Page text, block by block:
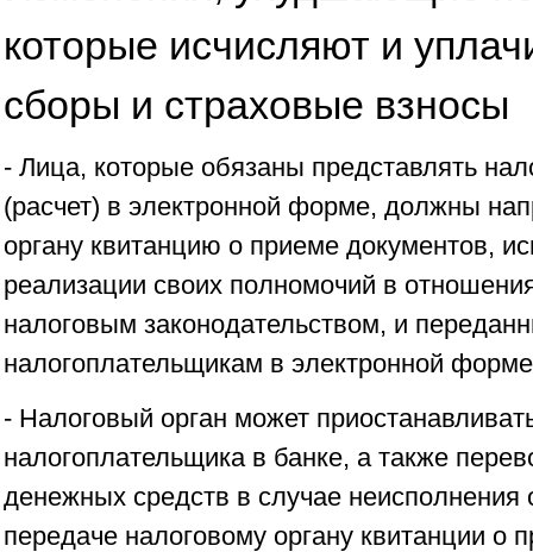
которые исчисляют и
сборы и страховые взносы
- Лица, которые обязаны представлять
(расчет) в электронной форме, должны
органу квитанцию о приеме документов,
реализации своих полномочий в
налоговым законодательством, и
налогоплательщикам в электронной
- Налоговый орган может
налогоплательщика в банке, а также
денежных средств в случае неисполнения
передаче налоговому органу квитанции о